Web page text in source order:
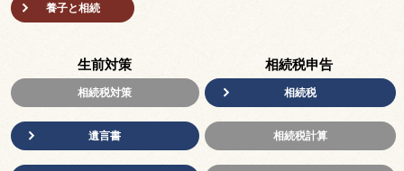
養子と相続
生前対策
相続税対策
遺言書
相続税申告
相続税
相続税計算